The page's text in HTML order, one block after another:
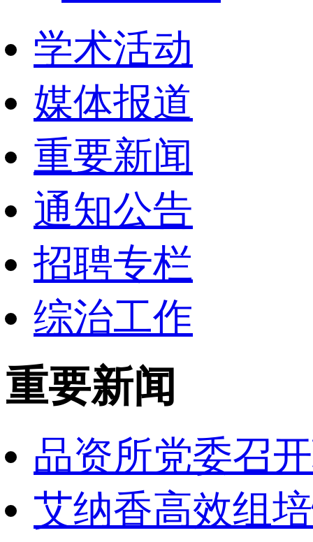
学术活动
媒体报道
重要新闻
通知公告
招聘专栏
综治工作
重要新闻
品资所党委召
艾纳香高效组